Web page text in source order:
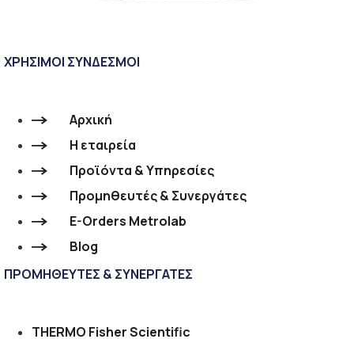
ΧΡΗΣΙΜΟΙ ΣΥΝΔΕΣΜΟΙ
Αρχική
Η εταιρεία
Προϊόντα & Υπηρεσίες
Προμηθευτές & Συνεργάτες
E-Orders Metrolab
Blog
ΠΡΟΜΗΘΕΥΤΕΣ & ΣΥΝΕΡΓΑΤΕΣ
THERMO Fisher Scientific